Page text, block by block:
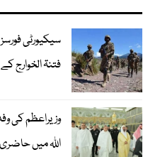
سیکیورٹی
فتنۃ الخوارج کے 10 دہشتگرد ہلاک
وزیراعظم کی
اللہ میں